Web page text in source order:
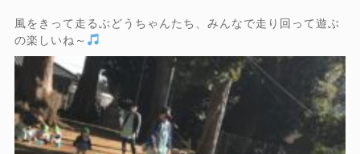
風をきって走るぶどうちゃんたち、みんなで走り回って遊ぶ
の楽しいね～